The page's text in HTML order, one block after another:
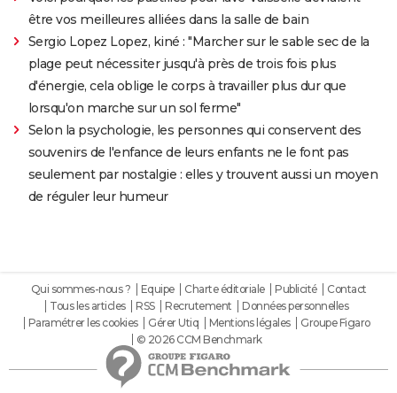
être vos meilleures alliées dans la salle de bain
Sergio Lopez Lopez, kiné : "Marcher sur le sable sec de la
plage peut nécessiter jusqu'à près de trois fois plus
d'énergie, cela oblige le corps à travailler plus dur que
lorsqu'on marche sur un sol ferme"
Selon la psychologie, les personnes qui conservent des
souvenirs de l'enfance de leurs enfants ne le font pas
seulement par nostalgie : elles y trouvent aussi un moyen
de réguler leur humeur
Qui sommes-nous ? Equipe Charte éditoriale Publicité
Contact
Tous les articles
RSS Recrutement
Données personnelles
Paramétrer les cookies
Gérer Utiq Mentions légales
Groupe Figaro
© 2026 CCM Benchmark